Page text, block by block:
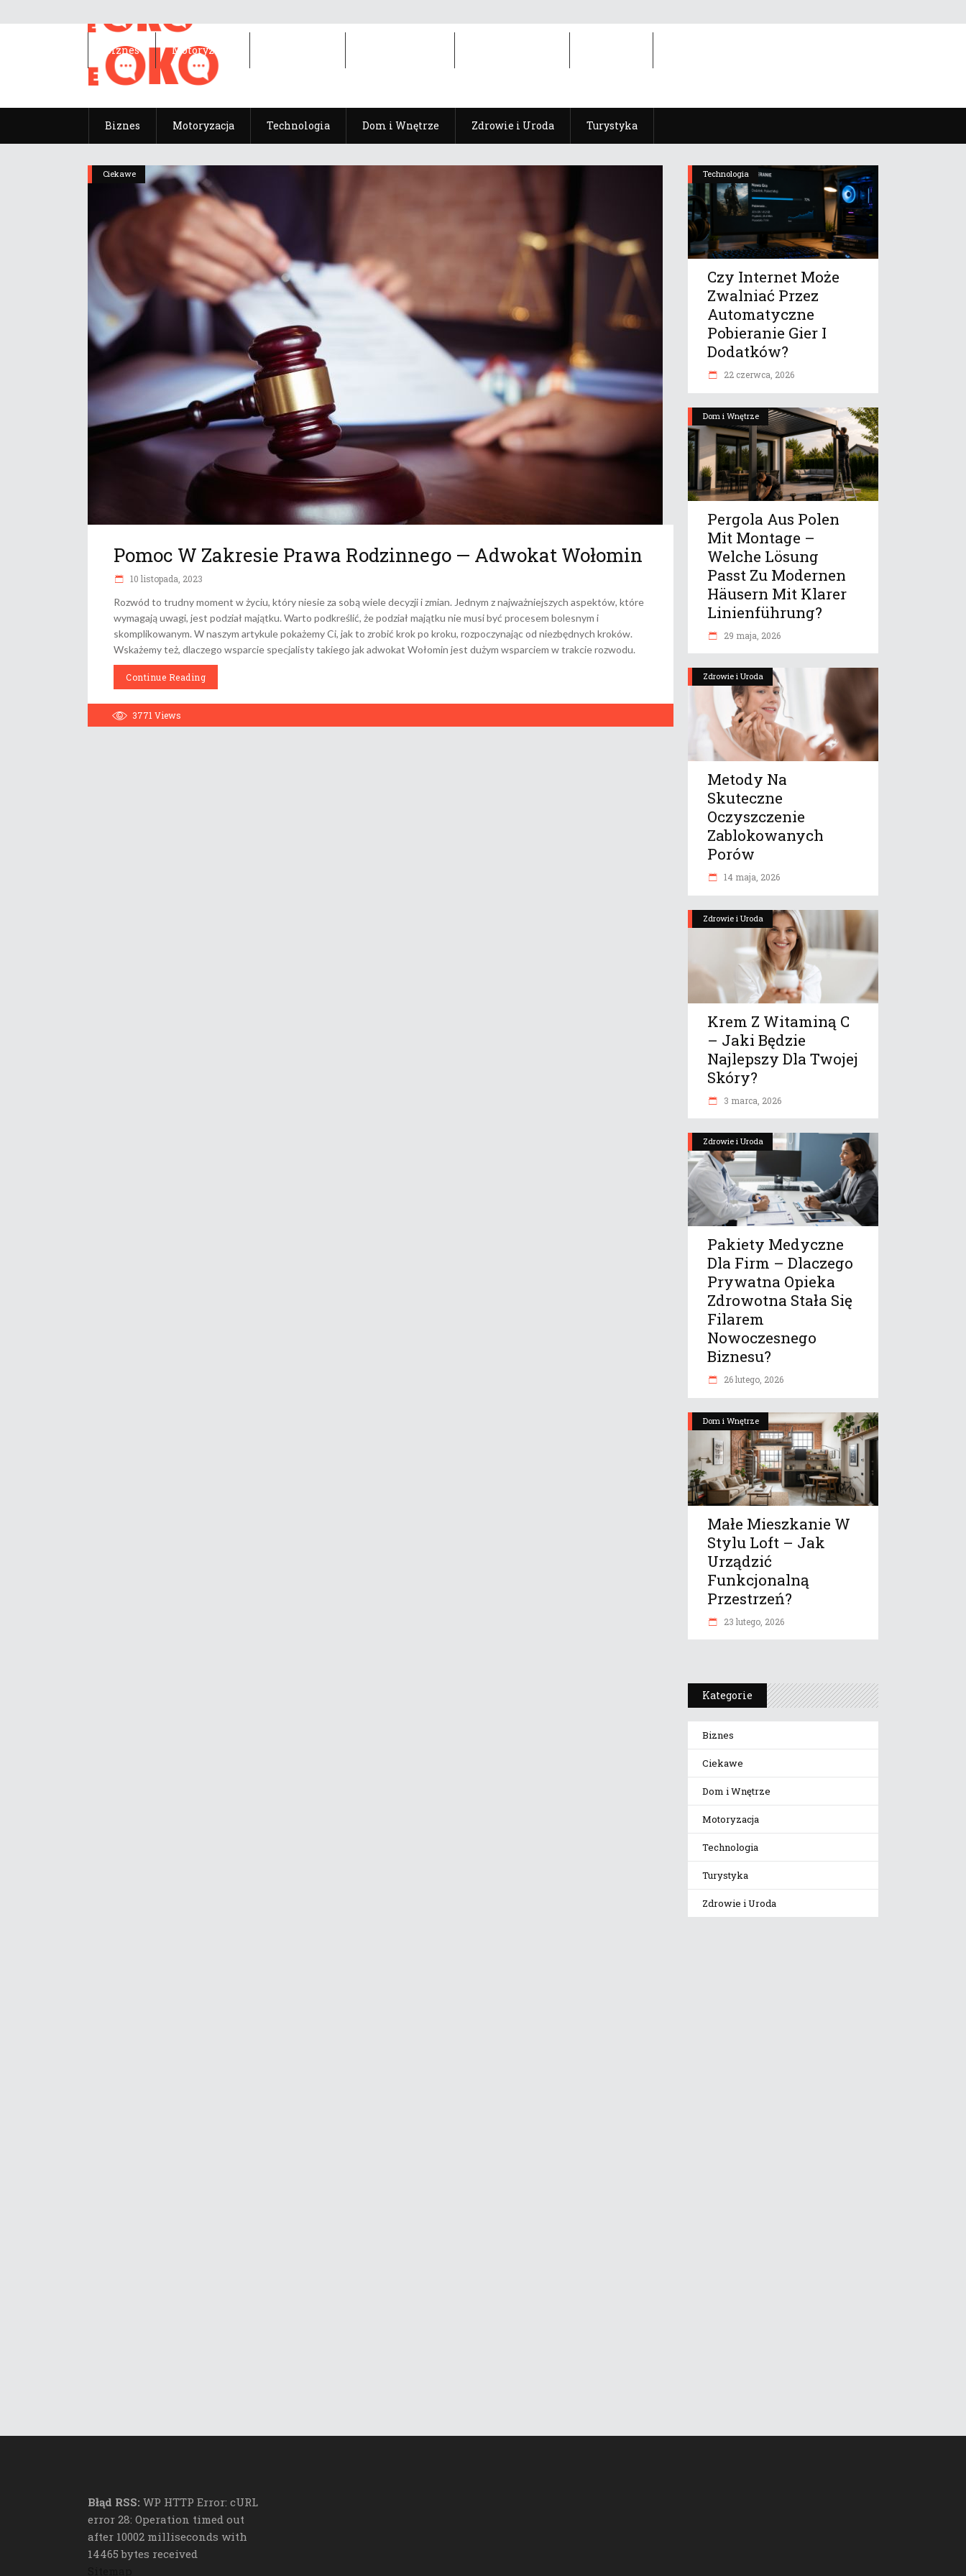
Biznes Motoryzacja Technologia Dom i Wnętrze Zdrowie i Uroda Turystyka
Biznes Motoryzacja
Ciekawe
Pomoc W Zakresie Prawa Rodzinnego — Adwokat Wołomin
10 listopada, 2023
Rozwód to trudny moment w życiu, który niesie za sobą wiele decyzji i zmian. Jednym z najważniejszych aspektów, które
wymagają uwagi, jest podział majątku. Warto podkreślić, że podział majątku nie musi być procesem bolesnym i
skomplikowanym. W naszym artykule pokażemy Ci, jak to zrobić krok po kroku, rozpoczynając od niezbędnych kroków.
Wskażemy też, dlaczego wsparcie specjalisty takiego jak adwokat Wołomin jest dużym wsparciem w trakcie rozwodu.
Continue Reading
3771 Views
Technologia
Czy Internet Może
Zwalniać Przez
Automatyczne
Pobieranie Gier I
Dodatków?
22 czerwca, 2026
Dom i Wnętrze
Pergola Aus Polen
Mit Montage –
Welche Lösung
Passt Zu Modernen
Häusern Mit Klarer
Linienführung?
29 maja, 2026
Zdrowie i Uroda
Metody Na
Skuteczne
Oczyszczenie
Zablokowanych
Porów
14 maja, 2026
Zdrowie i Uroda
Krem Z Witaminą C
– Jaki Będzie
Najlepszy Dla Twojej
Skóry?
3 marca, 2026
Zdrowie i Uroda
Pakiety Medyczne
Dla Firm – Dlaczego
Prywatna Opieka
Zdrowotna Stała Się
Filarem
Nowoczesnego
Biznesu?
26 lutego, 2026
Dom i Wnętrze
Małe Mieszkanie W
Stylu Loft – Jak
Urządzić
Funkcjonalną
Przestrzeń?
23 lutego, 2026
Kategorie
Biznes
Ciekawe
Dom i Wnętrze
Motoryzacja
Technologia
Turystyka
Zdrowie i Uroda
Błąd RSS: WP HTTP Error: cURL
error 28: Operation timed out
after 10002 milliseconds with
14465 bytes received